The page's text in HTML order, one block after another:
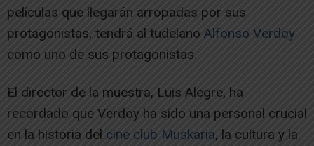
películas que llegarán arropadas por sus
protagonistas, tendrá al tudelano Alfonso Verdoy
como uno de sus protagonistas.
El director de la muestra, Luis Alegre, ha
recordado que Verdoy ha sido una personal crucial
en la historia del cine club Muskaria, la cultura y la